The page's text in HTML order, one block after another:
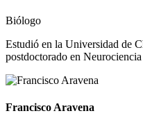
Biólogo
Estudió en la Universidad de
postdoctorado en
Francisco Aravena